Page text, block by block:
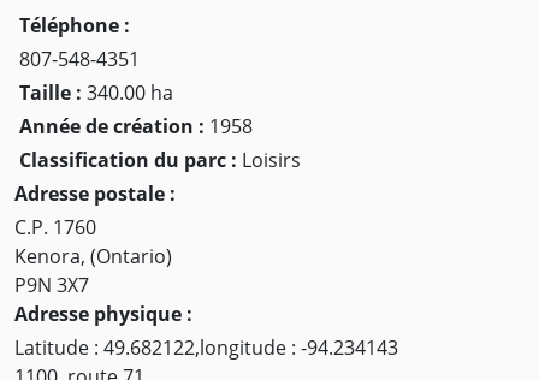
Téléphone :
807-548-4351
Taille : 340.00 ha
Année de création : 1958
Classification du parc : Loisirs
Adresse postale :
C.P. 1760
Kenora, (Ontario)
P9N 3X7
Adresse physique :
Latitude : 49.682122,longitude : -94.234143